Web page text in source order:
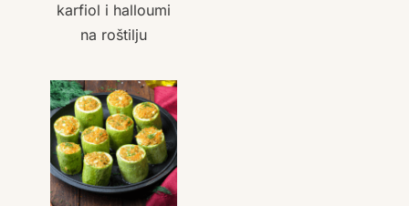
karfiol i halloumi
na roštilju